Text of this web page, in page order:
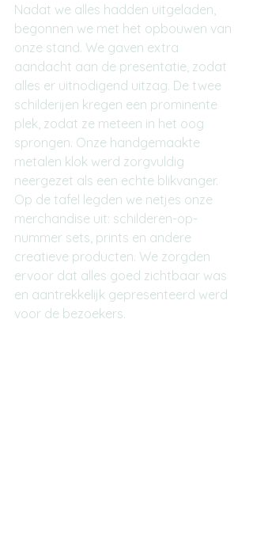
Nadat we alles hadden uitgeladen,
begonnen we met het opbouwen van
onze stand. We gaven extra
aandacht aan de presentatie, zodat
alles er uitnodigend uitzag. De twee
schilderijen kregen een prominente
plek, zodat ze meteen in het oog
sprongen. Onze handgemaakte
metalen klok werd zorgvuldig
neergezet als een echte blikvanger.
Op de tafel legden we netjes onze
merchandise uit: schilderen-op-
nummer sets, prints en andere
creatieve producten. We zorgden
ervoor dat alles goed zichtbaar was
en aantrekkelijk gepresenteerd werd
voor de bezoekers.